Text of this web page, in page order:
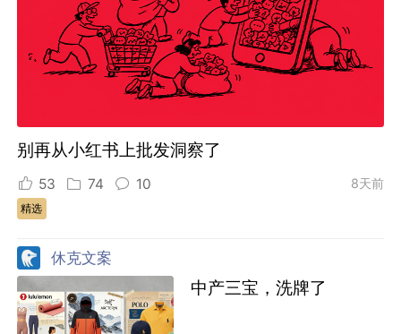
别再从小红书上批发洞察了
53 74 10 8天前
精选
休克文案
中产三宝，洗牌了